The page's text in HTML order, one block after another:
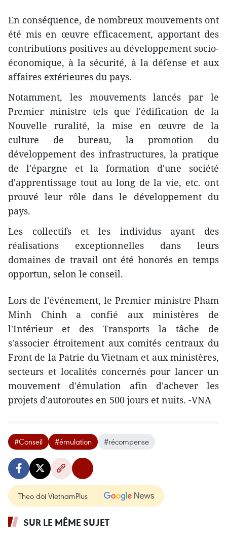
En conséquence, de nombreux mouvements ont
été mis en œuvre efficacement, apportant des
contributions positives au développement socio-
économique, à la sécurité, à la défense et aux
affaires extérieures du pays.
Notamment, les mouvements lancés par le
Premier ministre tels que l'édification de la
Nouvelle ruralité, la mise en œuvre de la
culture de bureau, la promotion du
développement des infrastructures, la pratique
de l'épargne et la formation d'une société
d'apprentissage tout au long de la vie, etc. ont
prouvé leur rôle dans le développement du
pays.
Les collectifs et les individus ayant des
réalisations exceptionnelles dans leurs
domaines de travail ont été honorés en temps
opportun, selon le conseil.
Lors de l'événement, le Premier ministre Pham
Minh Chinh a confié aux ministères de
l'Intérieur et des Transports la tâche de
s'associer étroitement aux comités centraux du
Front de la Patrie du Vietnam et aux ministères,
secteurs et localités concernés pour lancer un
mouvement d'émulation afin d'achever les
projets d'autoroutes en 500 jours et nuits. -VNA
#Conseil #émulation #récompense
Theo dõi VietnamPlus
SUR LE MÊME SUJET